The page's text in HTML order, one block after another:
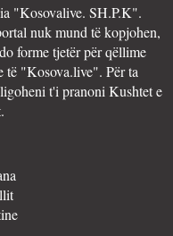
"Kosovalive. SH.P.K".
nuk mund të kopjohen,
forme tjetër për qëllime
të "Kosova.live". Për ta
t'i pranoni Kushtet e